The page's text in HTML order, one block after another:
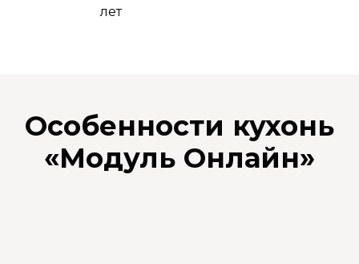
лет
Особенности кухонь
«Модуль Онлайн»